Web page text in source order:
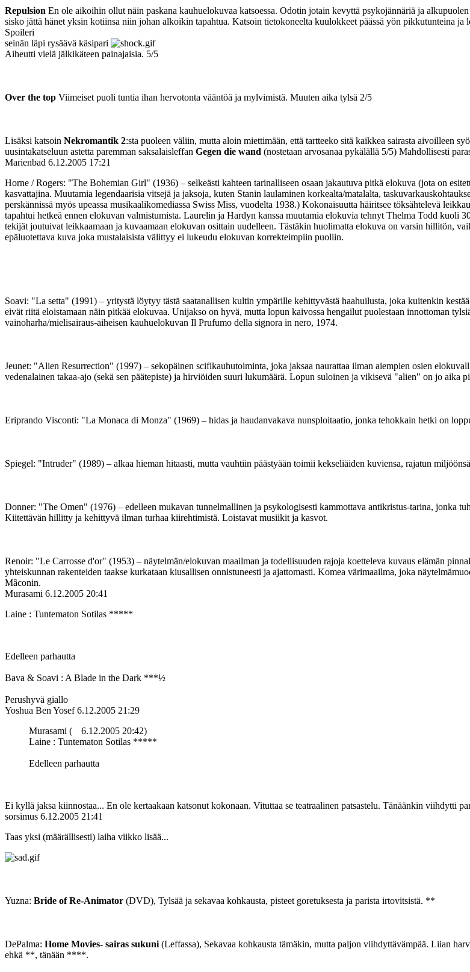
Repulsion En ole aikoihin ollut näin paskana kauhuelokuvaa katsoessa. Odotin jotain kevyttä psykojännäriä ja
sisko jättä hänet yksin kotiinsa niin johan alkoikin tapahtua. Katsoin tietokoneelta kuulokkeet päässä yön pikkutunteina ja
Spoileri
seinän läpi rysäävä käsipari
Aiheutti vielä jälkikäteen painajaisia. 5/5
Over the top Viimeiset puoli tuntia ihan hervotonta vääntöä ja mylvimistä. Muuten aika tylsä 2/5
Lisäksi katsoin Nekromantik 2:sta puoleen väliin, mutta aloin miettimään, että tartteeko sitä kaikkea sairasta aivoilleen
uusintakatseluun astetta paremman saksalaisleffan Gegen die wand (nostetaan arvosanaa pykälällä 5/5) Mahdollisesti
Marienbad 6.12.2005 17:21
Horne / Rogers: "The Bohemian Girl" (1936) – selkeästi kahteen tarinalliseen osaan jakautuva pitkä elokuva (jota on
kasvattajina. Muutamia legendaarisia vitsejä ja jaksoja, kuten Stanin laulaminen korkealta/matalalta,
perskännissä myös upeassa musikaalikomediassa Swiss Miss, vuodelta 1938.) Kokonaisuutta häiritsee töksähtelevä
tapahtui hetkeä ennen elokuvan valmistumista. Laurelin ja Hardyn kanssa muutamia elokuvia tehnyt Thelma Todd kuoli
tekijät joutuivat leikkaamaan ja kuvaamaan elokuvan osittain uudelleen. Tästäkin huolimatta elokuva on varsin hillitön,
epäluotettava kuva joka mustalaisista välittyy ei lukeudu elokuvan korrekteimpiin puoliin.
Soavi: "La setta" (1991) – yritystä löytyy tästä saatanallisen kultin ympärille kehittyvästä haahuilusta, joka kuitenkin
eivät riitä eloistamaan näin pitkää elokuvaa. Unijakso on hyvä, mutta lopun kaivossa hengailut puolestaan innottoman
vainoharha/mielisairaus-aiheisen kauhuelokuvan Il Prufumo della signora in nero, 1974.
Jeunet: "Alien Resurrection" (1997) – sekopäinen scifikauhutoiminta, joka jaksaa naurattaa ilman aiempien osien
vedenalainen takaa-ajo (sekä sen päätepiste) ja hirviöiden suuri lukumäärä. Lopun suloinen ja vikisevä "alien" on jo aika
Eriprando Visconti: "La Monaca di Monza" (1969) – hidas ja haudanvakava nunsploitaatio, jonka tehokkain hetki on
Spiegel: "Intruder" (1989) – alkaa hieman hitaasti, mutta vauhtiin päästyään toimii kekseliäiden kuviensa, rajatun
Donner: "The Omen" (1976) – edelleen mukavan tunnelmallinen ja psykologisesti kammottava antikristus-tarina, jonka
Kiitettävän hillitty ja kehittyvä ilman turhaa kiirehtimistä. Loistavat musiikit ja kasvot.
Renoir: "Le Carrosse d'or" (1953) – näytelmän/elokuvan maailman ja todellisuuden rajoja koetteleva kuvaus elämän
yhteiskunnan rakenteiden taakse kurkataan kiusallisen onnistuneesti ja ajattomasti. Komea värimaailma, joka
Mâconin.
Murasami 6.12.2005 20:41
Laine : Tuntematon Sotilas *****
Edelleen parhautta
Bava & Soavi : A Blade in the Dark ***½
Perushyvä giallo
Yoshua Ben Yosef 6.12.2005 21:29
Murasami (
6.12.2005 20:42)
Laine : Tuntematon Sotilas *****
Edelleen parhautta
Ei kyllä jaksa kiinnostaa... En ole kertaakaan katsonut kokonaan. Vituttaa se teatraalinen patsastelu. Tänäänkin viihdytti
sorsimus 6.12.2005 21:41
Taas yksi (määrällisesti) laiha viikko lisää...
Yuzna: Bride of Re-Animator (DVD), Tylsää ja sekavaa kohkausta, pisteet goretuksesta ja parista irtovitsistä. **
DePalma: Home Movies- sairas sukuni (Leffassa), Sekavaa kohkausta tämäkin, mutta paljon viihdyttävämpää. Liian
ehkä **, tänään ****.